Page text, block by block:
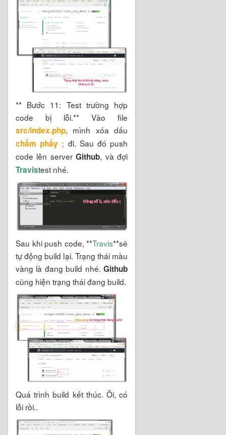
** Bước 11: Test trường hợp
code bị lỗi.** Vào file
src/index.php, mình xóa dấu
chấm phẩy ; đi. Sau đó push
code lên serverGithub, và đợi
Travistest nhé.
Sau khi push code, **Travis**sẽ
tự động build lại. Trạng thái màu
vàng là đang build nhé. Github
cũng hiện trạng thái đang build.
Quá trình build kết thúc. Ôi, có
lỗi rồi..